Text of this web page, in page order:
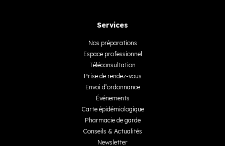
Services
Nos préparations
Espace professionnel
Téléconsultation
Prise de rendez-vous
Envoi d’ordonnance
Événements
Carte épidémiologique
Pharmacie de garde
Conseils & Actualités
Newsletter